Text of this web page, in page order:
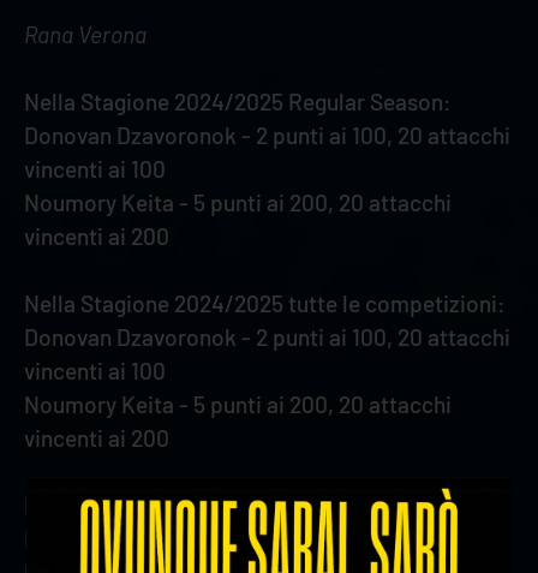
Rana Verona
Nella Stagione 2024/2025 Regular Season:
Donovan Dzavoronok - 2 punti ai 100, 20 attacchi
vincenti ai 100
Noumory Keita - 5 punti ai 200, 20 attacchi
vincenti ai 200
Nella Stagione 2024/2025 tutte le competizioni:
Donovan Dzavoronok - 2 punti ai 100, 20 attacchi
vincenti ai 100
Noumory Keita - 5 punti ai 200, 20 attacchi
vincenti ai 200
In carriera Regular Season:
Luca Spirito - 1 muri vincenti ai 200